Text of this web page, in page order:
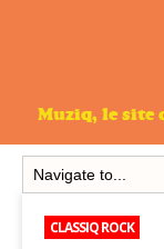
Muziq, le site
CLASSIQ ROCK